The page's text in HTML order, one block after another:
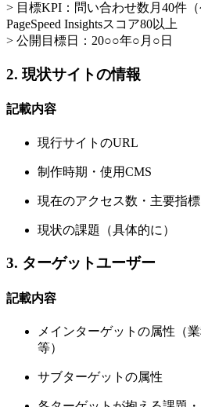
> 目標KPI：問い合わせ数月40件（
PageSpeed Insightsスコア80以上
> 公開目標日：20○○年○月○日
2. 現状サイトの情報
記載内容
現行サイトのURL
制作時期・使用CMS
現在のアクセス数・主要指標
現状の課題（具体的に）
3. ターゲットユーザー
記載内容
メインターゲットの属性（
等）
サブターゲットの属性